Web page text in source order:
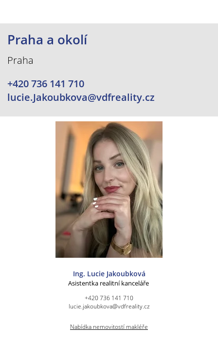
Praha a okolí
Praha
+420 736 141 710
lucie.Jakoubkova@vdfreality.cz
Ing. Lucie Jakoubková
Asistentka realitní kanceláře
+420 736 141 710
lucie.jakoubkova@vdfreality.cz
Nabídka nemovitostí makléře